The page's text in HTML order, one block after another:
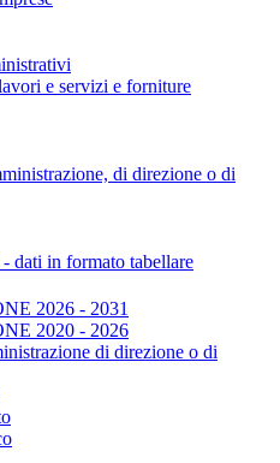
e servizi e forniture
di direzione o di
dati in formato tabellare
2026 - 2031
2020 - 2026
di direzione o di